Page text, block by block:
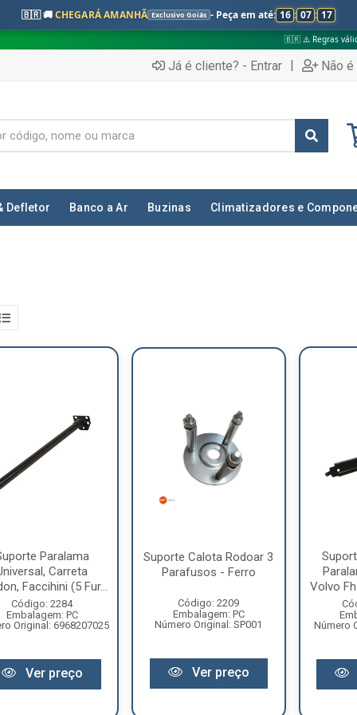
🇧🇷 🚚CHEGARÁ AMANHÃ Exclusivo Goiás - Peça em até: 16 : 07 : 16
🇧🇷 ⚠️ Regras válidas apenas para:
Já é cliente? - Entrar | Não
Defletor Banco a Ar Buzinas Climatizadores e
Paralama
Carreta
Faccihini (5 Fur...
Código: 2284
Embalagem: PC
Original: 6968207025
Ver preço
Suporte Calota Rodoar 3
Parafusos - Ferro
Código: 2209
Embalagem: PC
Número Original: SP001
Ver preço
Volvo
Número